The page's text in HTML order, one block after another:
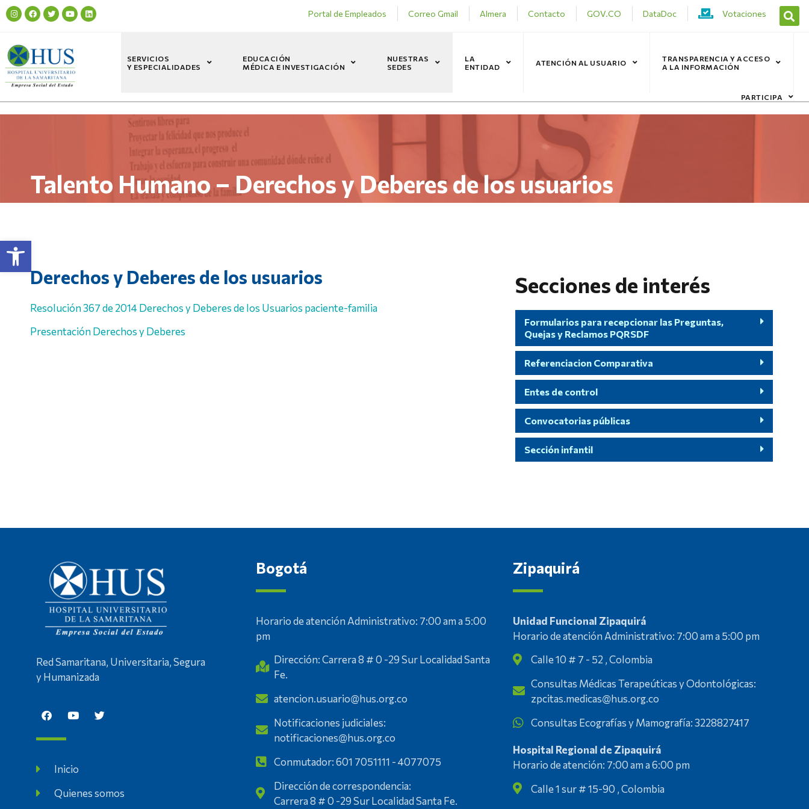
Abrir barra de herramientas
Portal de Empleados Correo Gmail Almera Contacto GOV.CO DataDoc Votaciones
SERVICIOS
Y ESPECIALIDADES
EDUCACIÓN
MÉDICA E INVESTIGACIÓN
NUESTRAS
SEDES
LA
ENTIDAD
ATENCIÓN AL USUARIO
TRANSPARENCIA Y ACCESO
A LA INFORMACIÓN
PARTICIPA
Talento Humano – Derechos y Deberes de los usuarios
Derechos y Deberes de los usuarios
Resolución 367 de 2014 Derechos y Deberes de los Usuarios paciente-familia
Presentación Derechos y Deberes
Secciones de interés
Formularios para recepcionar las Preguntas,
Quejas y Reclamos PQRSDF
Referenciacion Comparativa
Entes de control
Convocatorias públicas
Sección infantil
Red Samaritana, Universitaria, Segura
y Humanizada
Inicio
Quienes somos
Bogotá
Horario de atención Administrativo: 7:00 am a 5:00
pm
Dirección: Carrera 8 # 0 -29 Sur Localidad Santa
Fe.
atencion.usuario@hus.org.co
Notificaciones judiciales:
notificaciones@hus.org.co
Conmutador: 601 7051111 - 4077075
Dirección de correspondencia:
Carrera 8 # 0 -29 Sur Localidad Santa Fe.
Zipaquirá
Unidad Funcional Zipaquirá
Horario de atención Administrativo: 7:00 am a 5:00 pm
Calle 10 # 7 - 52 , Colombia
Consultas Médicas Terapeúticas y Odontológicas:
zpcitas.medicas@hus.org.co
Consultas Ecografías y Mamografía: 3228827417
Hospital Regional de Zipaquirá
Horario de atención: 7:00 am a 6:00 pm
Calle 1 sur # 15-90 , Colombia